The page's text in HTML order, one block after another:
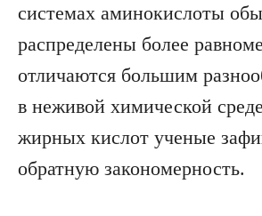
системах аминокислоты
распределены более
отличаются большим
в неживой химической
жирных кислот ученые
обратную закономерность.